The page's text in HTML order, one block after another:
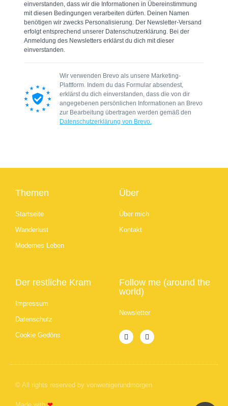
einverstanden, dass wir die Informationen in Übereinstimmung
mit diesen Bedingungen verarbeiten dürfen. Deinen Namen
benötigen wir zwecks Personalisierung. Der Newsletter-Versand
erfolgt entsprechend unserer Datenschutzerklärung. Bei der
Anmeldung des Newsletters erklärst du dich mit dieser
einverstanden.
Wir verwenden Brevo als unsere Marketing-
Plattform. Indem du das Formular absendest,
erklärst du dich einverstanden, dass die von dir
angegebenen persönlichen Informationen an Brevo
zur Bearbeitung übertragen werden gemäß den
Datenschutzerklärung von Brevo.
Themen
Startseite
Wanderlust
Modernes Leben
Über
Über mich
Kontakt
Der restliche Kram
Impressum
Datenschutz
Cookie Gedöns
Follow me (around the
world)
Newsletter
© All rights reserved by vonwenigerundmorgen